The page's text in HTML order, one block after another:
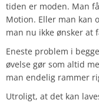
tiden er moden. Man
Motion. Eller man kan
man nu ikke ønsker at
Eneste problem i
øvelse gør som altid
man endelig rammer
Utroligt, at det kan